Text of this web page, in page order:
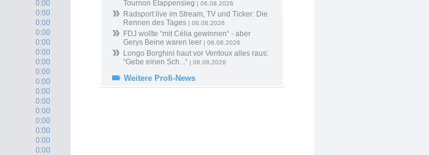
0:00
0:00
0:00
0:00
0:00
0:00
0:00
0:00
0:00
0:00
0:00
0:00
0:00
0:00
0:00
0:00
Tournon Etappensieg | 06.08.2026
Radsport live im Stream, TV und Ticker: Die
Rennen des Tages | 06.08.2026
FDJ wollte “mit Célia gewinnen“ - aber
Gerys Beine waren leer | 06.08.2026
Longo Borghini haut vor Ventoux alles raus:
“Gebe einen Sch...“ | 06.08.2026
Weitere Profi-News